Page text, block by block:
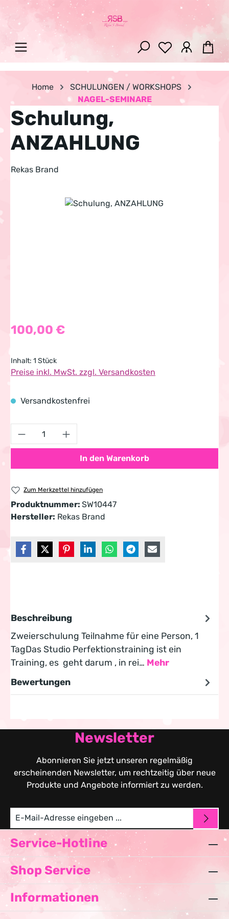
Zum Hauptinhalt springen
Home
SCHULUNGEN / WORKSHOPS
NAGEL-SEMINARE
Schulung,
ANZAHLUNG
Rekas Brand
Bildergalerie überspringen
Regulärer Preis:
100,00 €
Inhalt: 1 Stück
Preise inkl. MwSt. zzgl. Versandkosten
Versandkostenfrei
Produkt Anzahl: Gib den gewünschten
In den Warenkorb
Zum Merkzettel hinzufügen
Produktnummer: SW10447
Hersteller: Rekas Brand
Beschreibung
Zweierschulung Teilnahme für eine Person, 1
TagDas Studio Perfektionstraining ist ein
Training, es geht darum , in rei… Mehr
Bewertungen
Newsletter
Abonnieren Sie jetzt unseren regelmäßig
erscheinenden Newsletter, um rechtzeitig über neue
Produkte und Angebote informiert zu werden.
Service-Hotline
Shop Service
Informationen